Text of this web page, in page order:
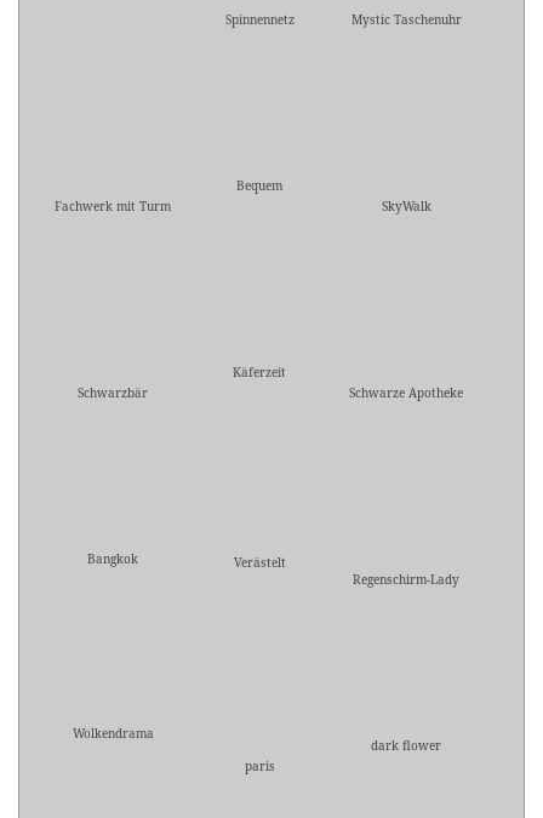
Spinnennetz
Mystic Taschenuhr
Fachwerk mit Turm
Bequem
SkyWalk
Schwarzbär
Käferzeit
Schwarze Apotheke
Bangkok
Verästelt
Regenschirm-Lady
Wolkendrama
paris
dark flower